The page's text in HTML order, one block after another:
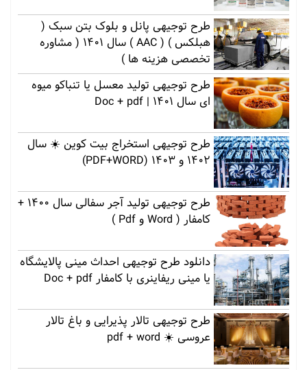
طرح توجیهی پانل و بلوک بتن سبک (
هبلکس ) ( AAC ) سال 1401 ( مشاوره
تخصصی هزینه ها )
طرح توجیهی تولید معسل یا تنباکو میوه
ای سال 1401 | Doc + pdf
طرح توجیهی استخراج بیت کوین ☀️ سال
1402 و 1403 (PDF+WORD)
طرح توجیهی تولید آجر سفالی سال 1400 +
کامفار ( Word و Pdf )
دانلود طرح توجیهی احداث مینی پالایشگاه
یا مینی ریفاینری با کامفار Doc + pdf
طرح توجیهی تالار پذیرایی و باغ تالار
عروسی ☀️ pdf + word